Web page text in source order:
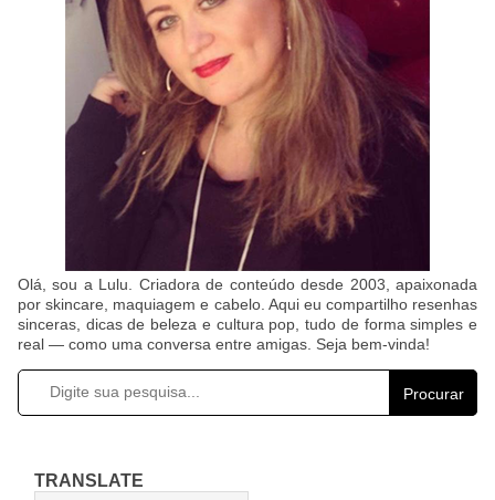
Olá, sou a Lulu. Criadora de conteúdo desde 2003, apaixonada
por skincare, maquiagem e cabelo. Aqui eu compartilho resenhas
sinceras, dicas de beleza e cultura pop, tudo de forma simples e
real — como uma conversa entre amigas. Seja bem-vinda!
Procurar
TRANSLATE